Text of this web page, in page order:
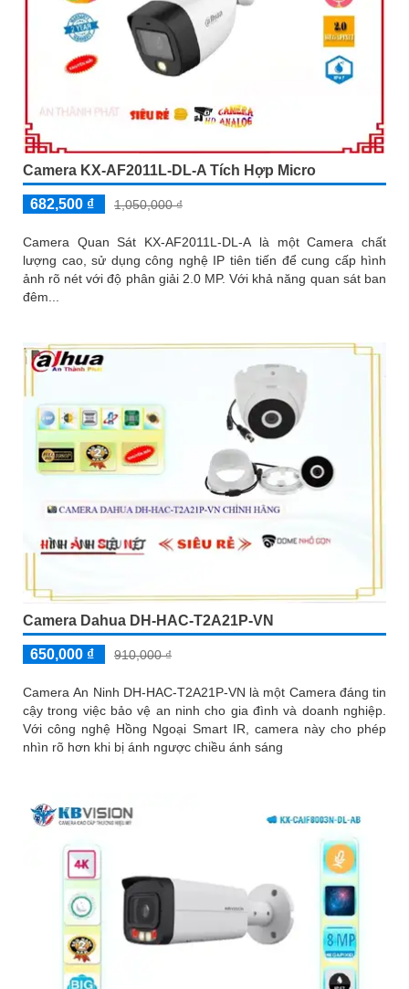
Camera KX-AF2011L-DL-A Tích Hợp Micro
682,500 ₫ 1,050,000 ₫
Camera Quan Sát KX-AF2011L-DL-A là một Camera chất
lượng cao, sử dụng công nghệ IP tiên tiến để cung cấp hình
ảnh rõ nét với độ phân giải 2.0 MP. Với khả năng quan sát ban
đêm...
Camera Dahua DH-HAC-T2A21P-VN
650,000 ₫ 910,000 ₫
Camera An Ninh DH-HAC-T2A21P-VN là một Camera đáng tin
cậy trong việc bảo vệ an ninh cho gia đình và doanh nghiệp.
Với công nghệ Hồng Ngoại Smart IR, camera này cho phép
nhìn rõ hơn khi bị ánh ngược chiều ánh sáng